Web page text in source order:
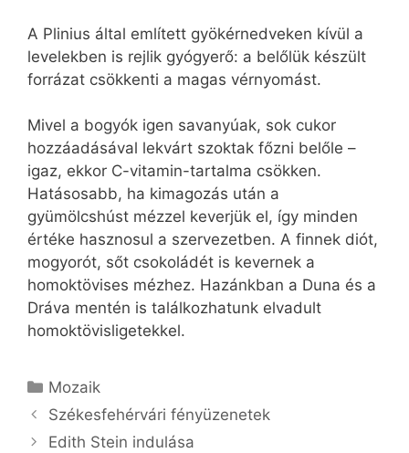
A Plinius által említett gyökérnedveken kívül a
levelekben is rejlik gyógyerő: a belőlük készült
forrázat csökkenti a magas vérnyomást.
Mivel a bogyók igen savanyúak, sok cukor
hozzáadásával lekvárt szoktak főzni belőle –
igaz, ekkor C-vitamin-tartalma csökken.
Hatásosabb, ha kimagozás után a
gyümölcshúst mézzel keverjük el, így minden
értéke hasznosul a szervezetben. A finnek diót,
mogyorót, sőt csokoládét is kevernek a
homoktövises mézhez. Hazánkban a Duna és a
Dráva mentén is találkozhatunk elvadult
homoktövisligetekkel.
Kategória
Mozaik
Székesfehérvári fényüzenetek
Edith Stein indulása